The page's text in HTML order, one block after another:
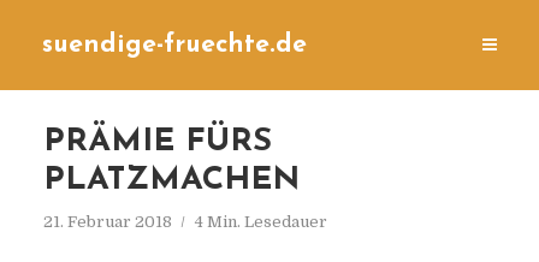
suendige-fruechte.de
PRÄMIE FÜRS
PLATZMACHEN
21. Februar 2018 4 Min. Lesedauer